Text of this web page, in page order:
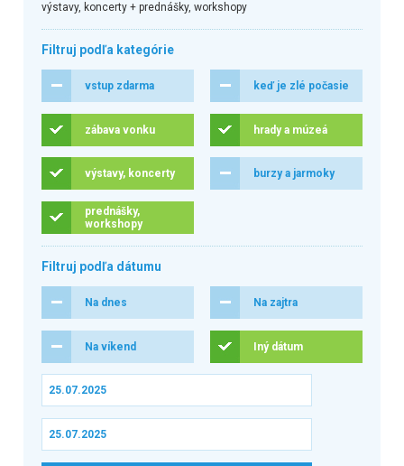
výstavy, koncerty + prednášky, workshopy
Filtruj podľa kategórie
vstup zdarma keď je zlé počasie
zábava vonku hrady a múzeá
výstavy, koncerty burzy a jarmoky
prednášky,
workshopy
Filtruj podľa dátumu
Na dnes Na zajtra
Na víkend Iný dátum